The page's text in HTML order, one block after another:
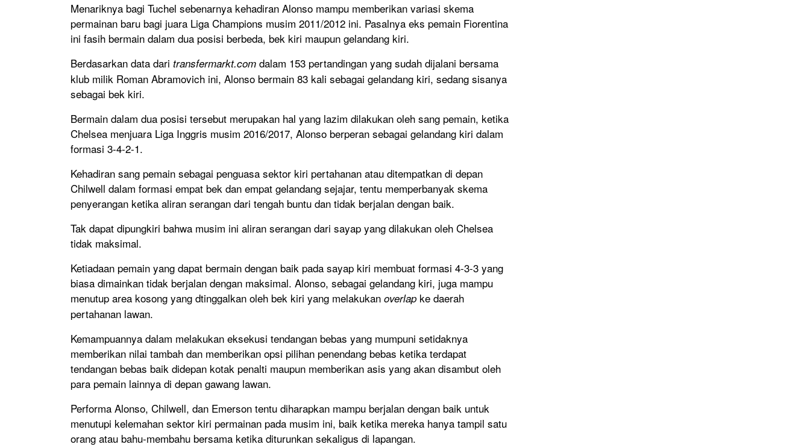
Menariknya bagi Tuchel sebenarnya kehadiran Alonso mampu memberikan variasi skema
permainan baru bagi juara Liga Champions musim 2011/2012 ini. Pasalnya eks pemain Fiorentina
ini fasih bermain dalam dua posisi berbeda, bek kiri maupun gelandang kiri.
Berdasarkan data dari transfermarkt.com dalam 153 pertandingan yang sudah dijalani bersama
klub milik Roman Abramovich ini, Alonso bermain 83 kali sebagai gelandang kiri, sedang sisanya
sebagai bek kiri.
Bermain dalam dua posisi tersebut merupakan hal yang lazim dilakukan oleh sang pemain, ketika
Chelsea menjuara Liga Inggris musim 2016/2017, Alonso berperan sebagai gelandang kiri dalam
formasi 3-4-2-1.
Kehadiran sang pemain sebagai penguasa sektor kiri pertahanan atau ditempatkan di depan
Chilwell dalam formasi empat bek dan empat gelandang sejajar, tentu memperbanyak skema
penyerangan ketika aliran serangan dari tengah buntu dan tidak berjalan dengan baik.
Tak dapat dipungkiri bahwa musim ini aliran serangan dari sayap yang dilakukan oleh Chelsea
tidak maksimal.
Ketiadaan pemain yang dapat bermain dengan baik pada sayap kiri membuat formasi 4-3-3 yang
biasa dimainkan tidak berjalan dengan maksimal. Alonso, sebagai gelandang kiri, juga mampu
menutup area kosong yang dtinggalkan oleh bek kiri yang melakukan overlap ke daerah
pertahanan lawan.
Kemampuannya dalam melakukan eksekusi tendangan bebas yang mumpuni setidaknya
memberikan nilai tambah dan memberikan opsi pilihan penendang bebas ketika terdapat
tendangan bebas baik didepan kotak penalti maupun memberikan asis yang akan disambut oleh
para pemain lainnya di depan gawang lawan.
Performa Alonso, Chilwell, dan Emerson tentu diharapkan mampu berjalan dengan baik untuk
menutupi kelemahan sektor kiri permainan pada musim ini, baik ketika mereka hanya tampil satu
orang atau bahu-membahu bersama ketika diturunkan sekaligus di lapangan.